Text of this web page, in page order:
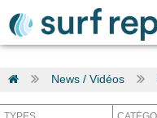
News / Vidéos